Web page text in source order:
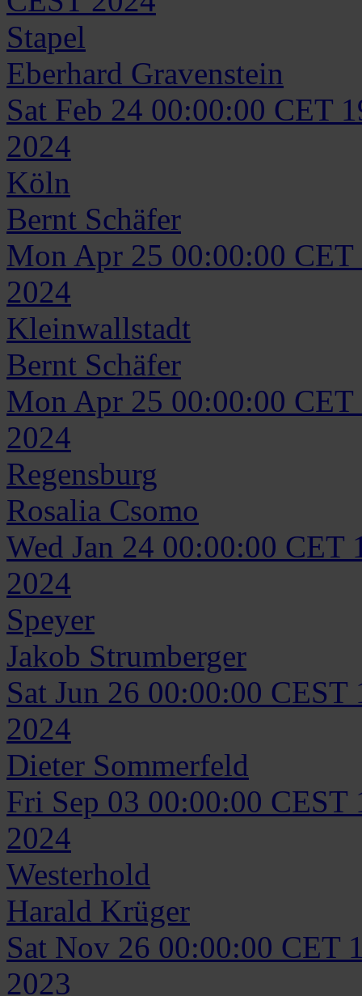
Stapel
Eberhard Gravenstein
Sat Feb 24 00:00:00 CET
2024
Köln
Bernt Schäfer
Mon Apr 25 00:00:00 CET
2024
Kleinwallstadt
Bernt Schäfer
Mon Apr 25 00:00:00 CET
2024
Regensburg
Rosalia Csomo
Wed Jan 24 00:00:00 CET
2024
Speyer
Jakob Strumberger
Sat Jun 26 00:00:00 CEST
2024
Dieter Sommerfeld
Fri Sep 03 00:00:00 CEST
2024
Westerhold
Harald Krüger
Sat Nov 26 00:00:00 CET
2023